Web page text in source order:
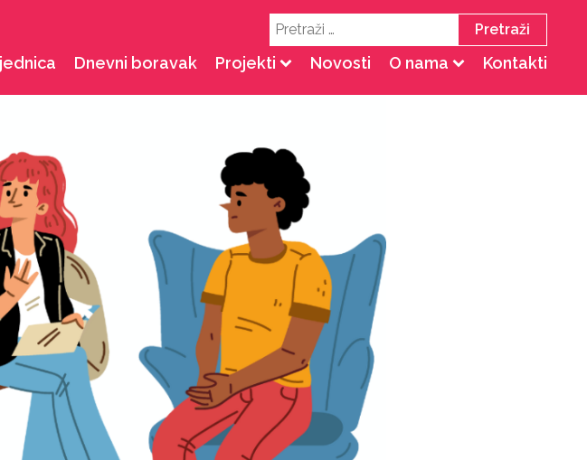
Pretraži:
Dnevni boravak Projekti Novosti O nama Kontakti